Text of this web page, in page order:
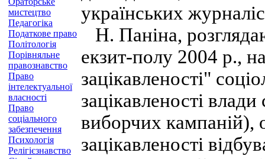
мистецтво
Педагогіка
Податкове право
Політологія
Порівняльне
правознавство
Право
інтелектуальної
власності
Право
соціального
забезпечення
Психологія
Релігієзнавство
українських
Н. Паніна,
екзит-полу 2004 р.,
зацікавленості"
зацікавленості
виборчих кампаній),
зацікавленості